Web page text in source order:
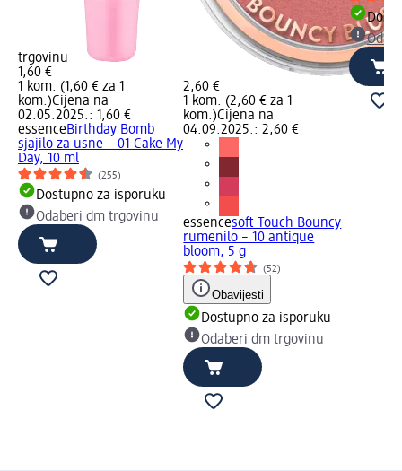
trgovinu
1,60 €
1 kom. (1,60 € za 1
kom.)Cijena na
02.05.2025.: 1,60 €
essenceBirthday Bomb
sjajilo za usne – 01 Cake My
Day, 10 ml
(255)
Dostupno za isporuku
Odaberi dm trgovinu
2,60 €
1 kom. (2,60 € za 1
kom.)Cijena na
04.09.2025.: 2,60 €
essencesoft Touch Bouncy
rumenilo – 10 antique
bloom, 5 g
(52)
Obavijesti
Dostupno za isporuku
Odaberi dm trgovinu